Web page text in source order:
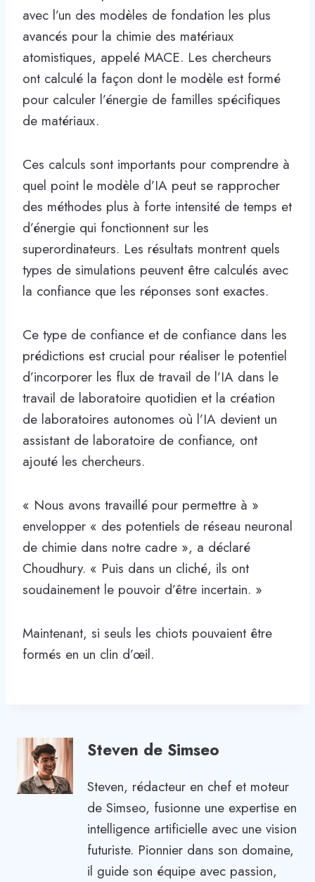
avec l’un des modèles de fondation les plus
avancés pour la chimie des matériaux
atomistiques, appelé MACE. Les chercheurs
ont calculé la façon dont le modèle est formé
pour calculer l’énergie de familles spécifiques
de matériaux.
Ces calculs sont importants pour comprendre à
quel point le modèle d’IA peut se rapprocher
des méthodes plus à forte intensité de temps et
d’énergie qui fonctionnent sur les
superordinateurs. Les résultats montrent quels
types de simulations peuvent être calculés avec
la confiance que les réponses sont exactes.
Ce type de confiance et de confiance dans les
prédictions est crucial pour réaliser le potentiel
d’incorporer les flux de travail de l’IA dans le
travail de laboratoire quotidien et la création
de laboratoires autonomes où l’IA devient un
assistant de laboratoire de confiance, ont
ajouté les chercheurs.
« Nous avons travaillé pour permettre à »
envelopper « des potentiels de réseau neuronal
de chimie dans notre cadre », a déclaré
Choudhury. « Puis dans un cliché, ils ont
soudainement le pouvoir d’être incertain. »
Maintenant, si seuls les chiots pouvaient être
formés en un clin d’œil.
Steven de Simseo
Steven, rédacteur en chef et moteur
de Simseo, fusionne une expertise en
intelligence artificielle avec une vision
futuriste. Pionnier dans son domaine,
il guide son équipe avec passion,